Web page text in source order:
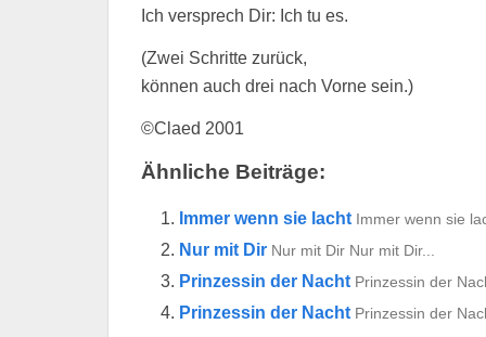
Ich versprech Dir: Ich tu es.
(Zwei Schritte zurück,
können auch drei nach Vorne sein.)
©Claed 2001
Ähnliche Beiträge:
Immer wenn sie lacht Immer wenn sie
Nur mit Dir Nur mit Dir Nur mit Dir...
Prinzessin der Nacht Prinzessin der
Prinzessin der Nacht Prinzessin der